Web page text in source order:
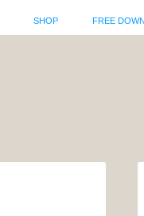
SHOP FREE